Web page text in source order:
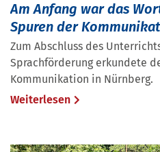
Am Anfang war das
Spuren der
Zum Abschluss des
Sprachförderung erkundete
Kommunikation in Nürnberg.
Weiterlesen